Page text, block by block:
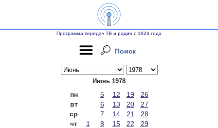
Программа передач ТВ и радио с 1924 года
Поиск
Июнь 1978
пн 5 12 19
26
вт
6 13 20
27
ср
7 14 21
28
чт
1 8 15 22
29